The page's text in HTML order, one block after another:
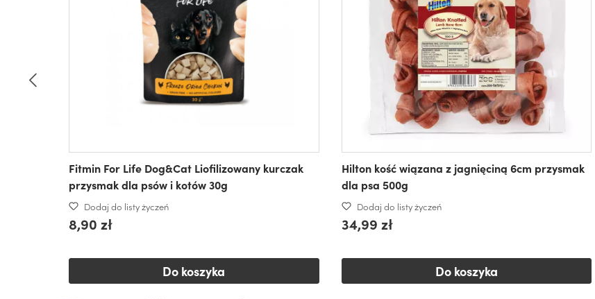
Fitmin For Life Dog&Cat Liofilizowany kurczak
przysmak dla psów i kotów 30g
Dodaj do listy życzeń
8,90 zł
Do koszyka
Hilton kość wiązana z jagnięciną 6cm przysmak
dla psa 500g
Dodaj do listy życzeń
34,99 zł
Do koszyka